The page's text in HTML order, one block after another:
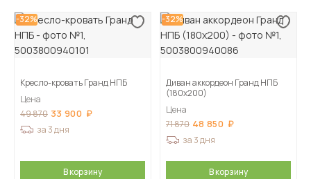
-32%
Кресло-кровать Гранд НПБ
Цена
49 870 33 900
за 3 дня
В корзину
-32%
Диван аккордеон Гранд НПБ
(180х200)
Цена
71 870 48 850
за 3 дня
В корзину